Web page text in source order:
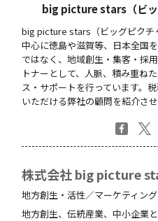
big picture stars（ビッ
big picture stars（ビッグピクチ
中心に徳島や滋賀等、日本全国
ではなく、地域創生・集客・採
トナーとして、人脈、積み重ね
ス・サポートを行っています。
いただける弊社の顧問を紹介さ
株式会社 big picture
地方創生・活性／マーケティング
地方創生、伝統産業、中小企業と